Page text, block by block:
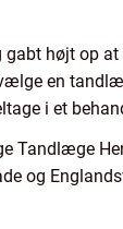
højt op
en
i et
Tandlæge
og